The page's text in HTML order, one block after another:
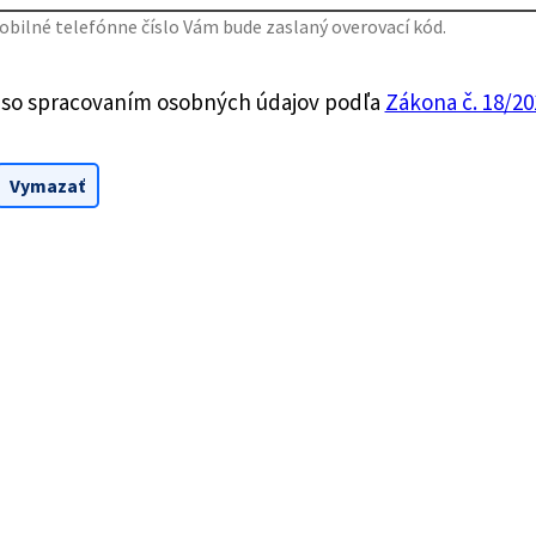
telefónne číslo Vám bude zaslaný overovací kód.
spracovaním osobných údajov podľa Zákona č. 18/